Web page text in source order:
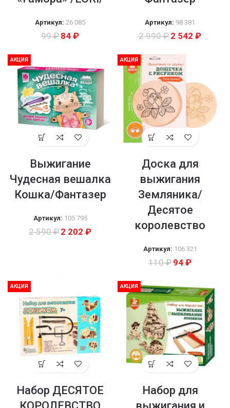
Артикул: 26 085
99₽ 84 ₽
Артикул: 98 381
2 990₽ 2 542 ₽
АКЦИЯ
Выжигание
Чудесная вешалка
Кошка/Фантазер
Артикул: 105 795
2 590₽ 2 202 ₽
АКЦИЯ
Доска для
выжигания
Земляника/
Десятое
королевство
Артикул: 106 321
110₽ 94 ₽
АКЦИЯ
Набор ДЕСЯТОЕ
АКЦИЯ
Набор для